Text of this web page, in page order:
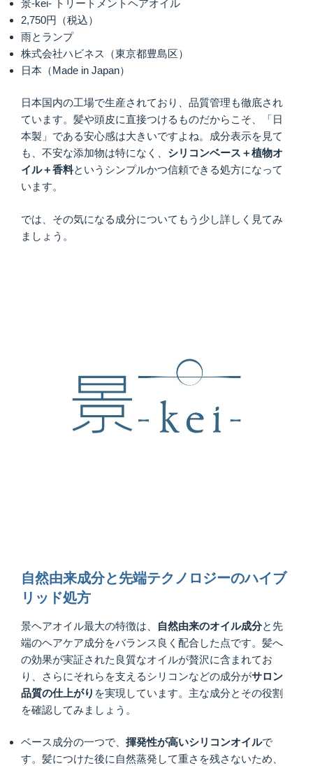
景-kei- トリートメントヘアオイル
2,750円（税込）
雨とランプ
株式会社ハビネス（東京都豊島区）
日本（Made in Japan）
日本国内の工場で生産されており、品質管理も徹底され
ています。髪や頭皮に直接つけるものだからこそ、「日
本製」である安心感は大きいですよね。成分表示を見て
も、不安な添加物は特になく、 シリコンベース＋植物オ
イル＋香料というシンプルかつ信頼できる処方になって
います。
では、その気になる成分についてもう少し詳しく見てみ
ましょう。
自然由来成分と先端テクノロジーのハイブ
リッド処方
景ヘアオイル最大の特徴は、 自然由来のオイル成分と先
端のヘアケア成分をバランス良く配合した点です。髪へ
の効果が実証された良質なオイルが贅沢に含まれてお
り、さらにそれらを支えるシリコンなどの成分がサロン
品質の仕上がり を実現しています。主な成分とその役割
を確認してみましょう。
ベース成分の一つで、 揮発性が高いシリコンオイルで
す。髪につけた後に自然蒸発して重さを残さないため、